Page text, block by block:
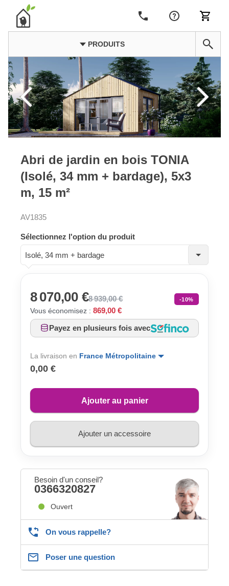
PRODUITS
Abri de jardin en bois TONIA
(Isolé, 34 mm + bardage), 5x3
m, 15 m²
AV1835
Sélectionnez l'option du produit
Isolé, 34 mm + bardage
8 070,00 €8 939,00 € -10%
Vous économisez : 869,00 €
Payez en plusieurs fois avec
La livraison en France Métropolitaine
0,00 €
Ajouter au panier
Ajouter un accessoire
Besoin d'un conseil?
0366320827
Ouvert
On vous rappelle?
Poser une question